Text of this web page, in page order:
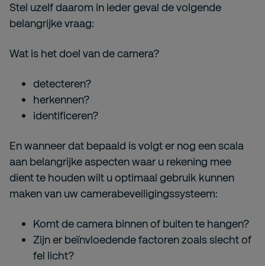
Stel uzelf daarom in ieder geval de volgende
belangrijke vraag:
Wat is het doel van de camera?
detecteren?
herkennen?
identificeren?
En wanneer dat bepaald is volgt er nog een scala
aan belangrijke aspecten waar u rekening mee
dient te houden wilt u optimaal gebruik kunnen
maken van uw camerabeveiligingssysteem:
Komt de camera binnen of buiten te hangen?
Zijn er beïnvloedende factoren zoals slecht of
fel licht?